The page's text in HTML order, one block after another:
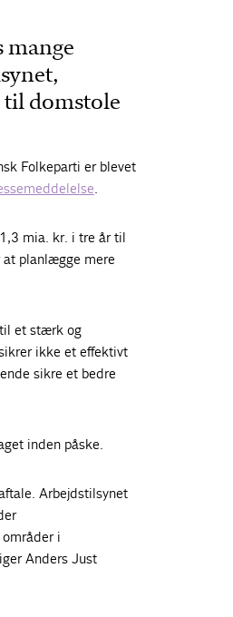
mange
til domstole
Folkeparti er blevet
.
mia. kr. i tre år til
planlægge mere
et stærk og
ikke et effektivt
sikre et bedre
inden påske.
Arbejdstilsynet
i
Anders Just